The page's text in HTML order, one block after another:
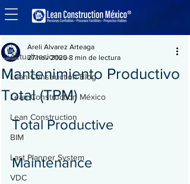
Entrada
Actualizaciones
Lean Construction Blog
Lean Construction México
Lean Construction
BIM
Last Planner System
VDC
Mantenimiento Productivo
Total (TPM)
Areli Alvarez Arteaga
27 nov 2020 8 min de lectura
Total Productive
Maintenance